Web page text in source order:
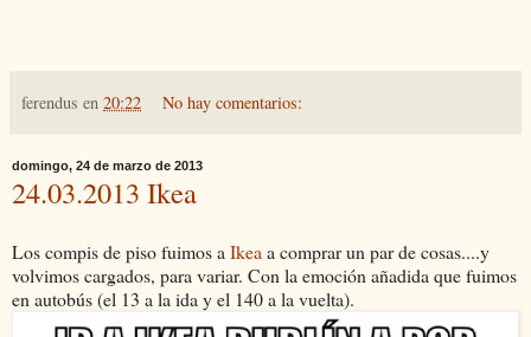
ferendus en 20:22 No hay comentarios:
domingo, 24 de marzo de 2013
24.03.2013 Ikea
Los compis de piso fuimos a Ikea a comprar un par de cosas....y
volvimos cargados, para variar. Con la emoción añadida que fuimos
en autobús (el 13 a la ida y el 140 a la vuelta).